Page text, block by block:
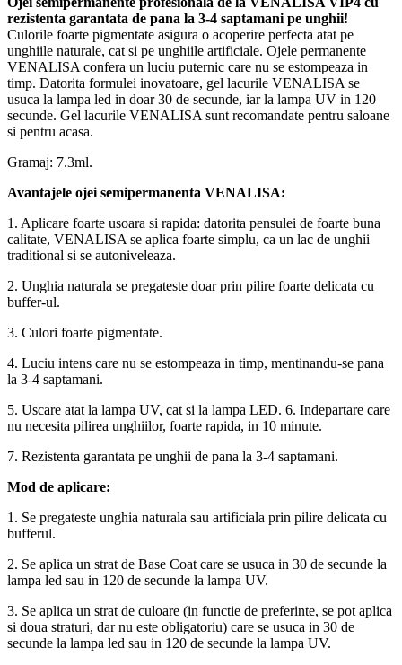
rezistenta garantata de pana la 3-4 saptamani pe unghii!
Culorile foarte pigmentate asigura o acoperire perfecta atat pe
unghiile naturale, cat si pe unghiile artificiale. Ojele permanente
VENALISA confera un luciu puternic care nu se estompeaza in
timp. Datorita formulei inovatoare, gel lacurile VENALISA se
usuca la lampa led in doar 30 de secunde, iar la lampa UV in 120
secunde. Gel lacurile VENALISA sunt recomandate pentru saloane
si pentru acasa.
Gramaj: 7.3ml.
Avantajele ojei semipermanenta VENALISA:
1. Aplicare foarte usoara si rapida: datorita pensulei de foarte buna
calitate, VENALISA se aplica foarte simplu, ca un lac de unghii
traditional si se autoniveleaza.
2. Unghia naturala se pregateste doar prin pilire foarte delicata cu
buffer-ul.
3. Culori foarte pigmentate.
4. Luciu intens care nu se estompeaza in timp, mentinandu-se pana
la 3-4 saptamani.
5. Uscare atat la lampa UV, cat si la lampa LED. 6. Indepartare care
nu necesita pilirea unghiilor, foarte rapida, in 10 minute.
7. Rezistenta garantata pe unghii de pana la 3-4 saptamani.
Mod de aplicare:
1. Se pregateste unghia naturala sau artificiala prin pilire delicata cu
bufferul.
2. Se aplica un strat de Base Coat care se usuca in 30 de secunde la
lampa led sau in 120 de secunde la lampa UV.
3. Se aplica un strat de culoare (in functie de preferinte, se pot aplica
si doua straturi, dar nu este obligatoriu) care se usuca in 30 de
secunde la lampa led sau in 120 de secunde la lampa UV.